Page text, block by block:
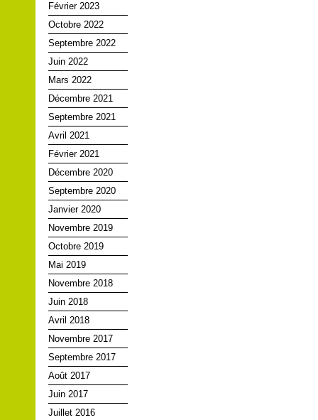
Février 2023
Octobre 2022
Septembre 2022
Juin 2022
Mars 2022
Décembre 2021
Septembre 2021
Avril 2021
Février 2021
Décembre 2020
Septembre 2020
Janvier 2020
Novembre 2019
Octobre 2019
Mai 2019
Novembre 2018
Juin 2018
Avril 2018
Novembre 2017
Septembre 2017
Août 2017
Juin 2017
Juillet 2016